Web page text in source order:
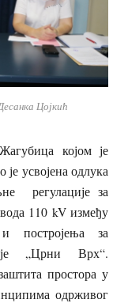
Цојкић
којом је
усвојена одлука
регулације за
110 kV између
за
„Црни Врх“.
простора у
одрживог